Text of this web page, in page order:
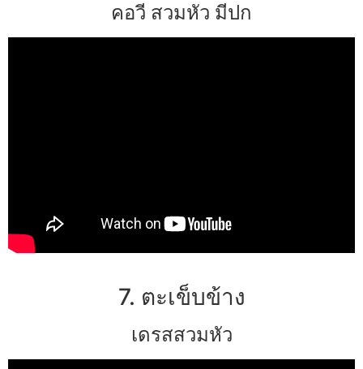
คอวี สวมหัว มีปก
7. ตะเข็บข้าง
เดรสสวมหัว